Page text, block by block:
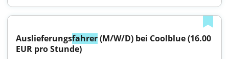
Auslieferungsfahrer (M/W/D) bei Coolblue (16.00
EUR pro Stunde)